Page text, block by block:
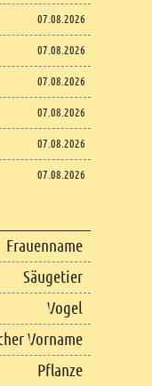
07.08.2026
07.08.2026
07.08.2026
07.08.2026
07.08.2026
07.08.2026
Frauenname
Säugetier
Vogel
Vorname
Pflanze